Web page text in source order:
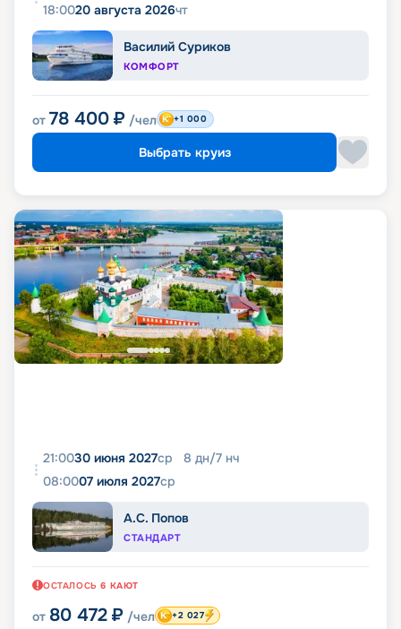
18:0020 августа 2026чт
Василий Суриков
КОМФОРТ
от 78 400 ₽ /чел +1 000
Выбрать круиз
21:0030 июня 2027ср 8 дн/7 нч
08:0007 июля 2027ср
А.С. Попов
СТАНДАРТ
ОСТАЛОСЬ 6 КАЮТ
от 80 472 ₽ /чел +2 027